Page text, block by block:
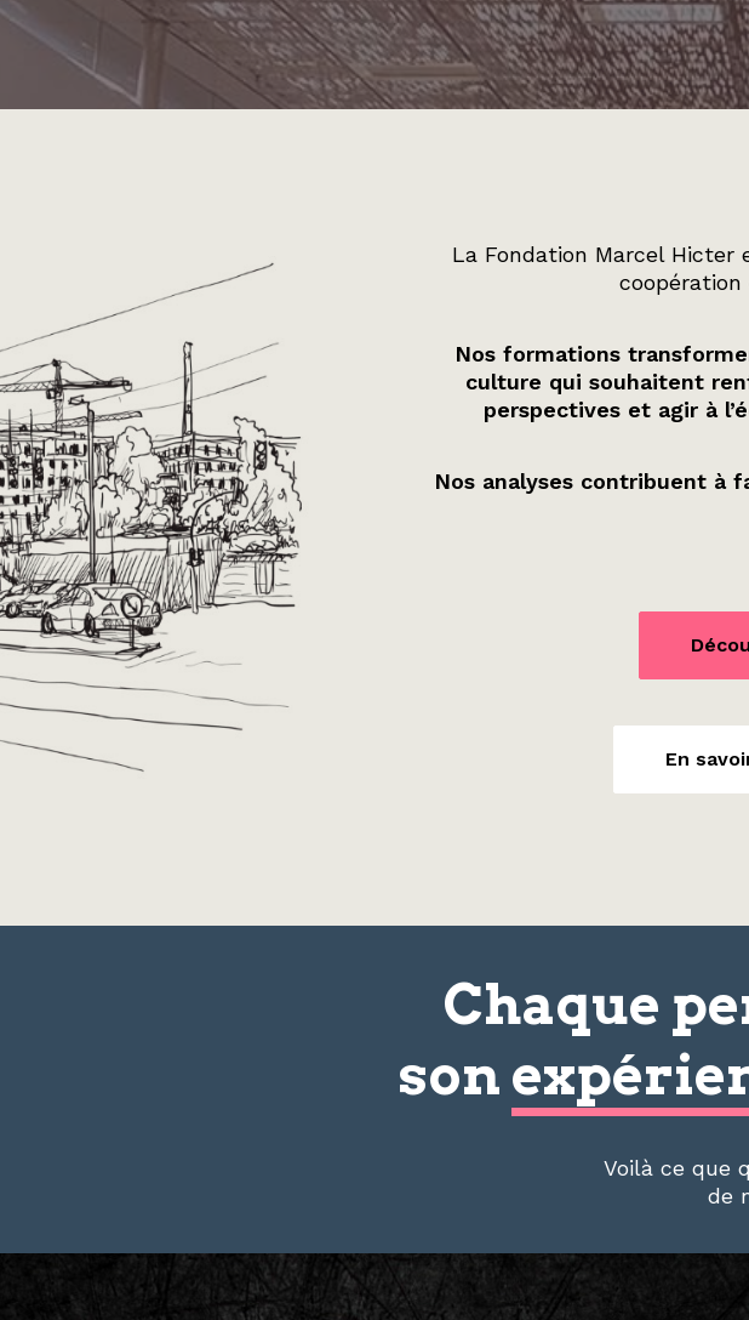
La Fondation Marcel
Nos formations
culture qui souhaitent
perspectives et agir à
Nos analyses contribuent à
En
Chaque
son
Voilà ce que
de